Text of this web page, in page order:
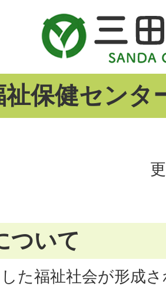
祉保健センタ
ついて
た福祉社会が形成